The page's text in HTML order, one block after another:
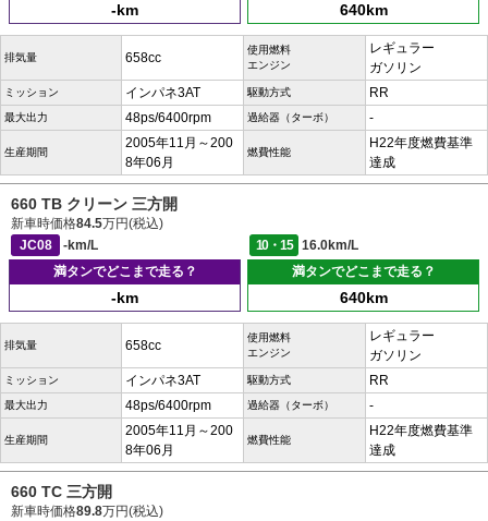
-km 640km
排気量 658cc
使用燃料
エンジン
レギュラー
ガソリン
ミッション インパネ3AT 駆動方式 RR
最大出力 48ps/6400rpm 過給器（ターボ） -
生産期間
2005年11月～200
8年06月
燃費性能
H22年度燃費基準
達成
660 TB クリーン 三方開
新車時価格84.5万円(税込)
JC08
-km/L 10・15
16.0km/L
満タンでどこまで走る？
-km
満タンでどこまで走る？
640km
排気量 658cc
使用燃料
エンジン
レギュラー
ガソリン
ミッション インパネ3AT 駆動方式 RR
最大出力 48ps/6400rpm 過給器（ターボ） -
生産期間
2005年11月～200
8年06月
燃費性能
H22年度燃費基準
達成
660 TC 三方開
新車時価格89.8万円(税込)